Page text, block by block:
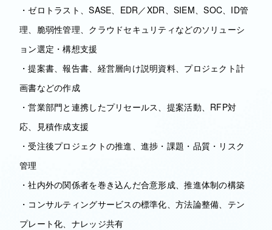
・ゼロトラスト、SASE、EDR／XDR、SIEM、SOC、ID管
理、脆弱性管理、クラウドセキュリティなどのソリューシ
ョン選定・構想支援
・提案書、報告書、経営層向け説明資料、プロジェクト計
画書などの作成
・営業部門と連携したプリセールス、提案活動、RFP対
応、見積作成支援
・受注後プロジェクトの推進、進捗・課題・品質・リスク
管理
・社内外の関係者を巻き込んだ合意形成、推進体制の構築
・コンサルティングサービスの標準化、方法論整備、テン
プレート化、ナレッジ共有